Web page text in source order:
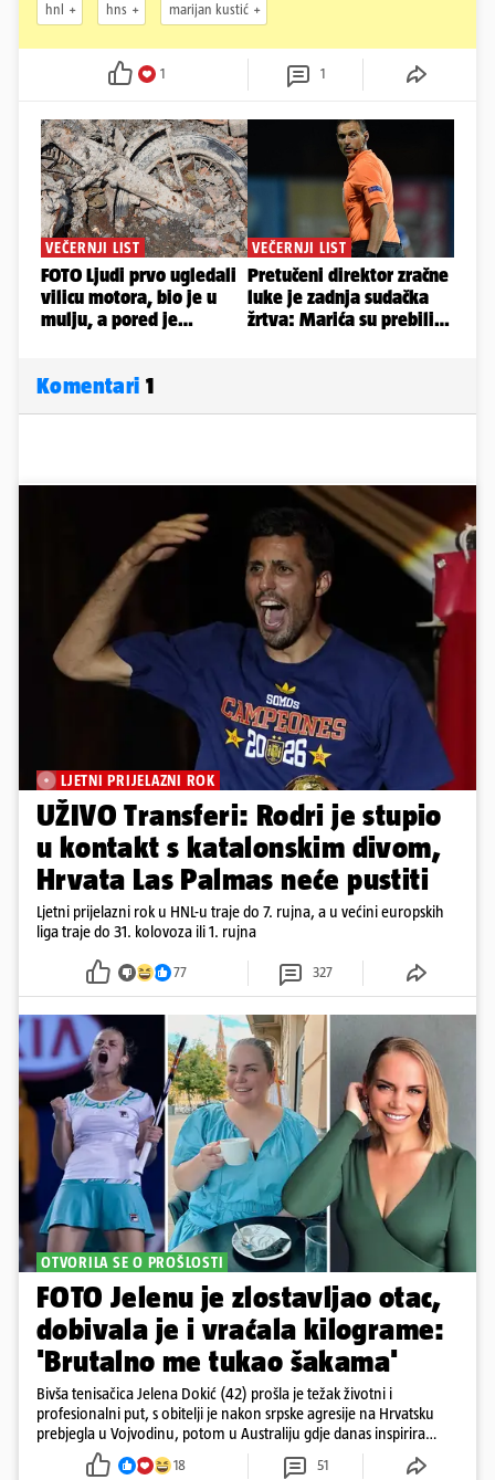
hnl hns marijan kustić
1 1
Komentari 1
LJETNI PRIJELAZNI ROK
UŽIVO Transferi: Rodri je stupio
u kontakt s katalonskim divom,
Hrvata Las Palmas neće pustiti
Ljetni prijelazni rok u HNL-u traje do 7. rujna, a u većini europskih
liga traje do 31. kolovoza ili 1. rujna
77 327
OTVORILA SE O PROŠLOSTI
FOTO Jelenu je zlostavljao otac,
dobivala je i vraćala kilograme:
'Brutalno me tukao šakama'
Bivša tenisačica Jelena Dokić (42) prošla je težak životni i
profesionalni put, s obitelji je nakon srpske agresije na Hrvatsku
prebjegla u Vojvodinu, potom u Australiju gdje danas inspirira
18 51